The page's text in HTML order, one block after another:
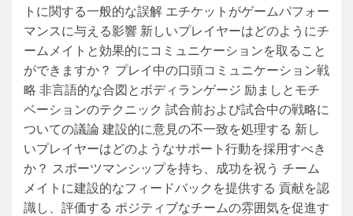
トに関する一般的な誤解 エチケットがゲームパフォー
マンスに与える影響 新しいプレイヤーはどのようにチ
ームメイトと効果的にコミュニケーションを取ること
ができますか？ プレイ中の口頭コミュニケーション戦
略 非言語的な合図とボディランゲージ 励ましとモチ
ベーションのテクニック 試合前および試合中の戦略に
ついての議論 建設的に意見の不一致を処理する 新し
いプレイヤーはどのようなサポート行動を採用すべき
か？ スポーツマンシップを持ち、成功を祝う チーム
メイトに建設的なフィードバックを提供する 貢献を認
識し、評価する ポジティブなチームの雰囲気を促進す